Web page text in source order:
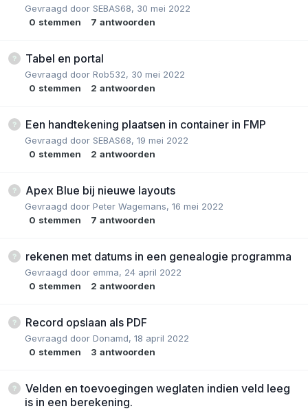
Gevraagd door SEBAS68, 30 mei 2022
0 stemmen 7 antwoorden
Tabel en portal
Gevraagd door Rob532, 30 mei 2022
0 stemmen 2 antwoorden
Een handtekening plaatsen in container in FMP
Gevraagd door SEBAS68, 19 mei 2022
0 stemmen 2 antwoorden
Apex Blue bij nieuwe layouts
Gevraagd door Peter Wagemans, 16 mei 2022
0 stemmen 7 antwoorden
rekenen met datums in een genealogie programma
Gevraagd door emma, 24 april 2022
0 stemmen 2 antwoorden
Record opslaan als PDF
Gevraagd door Donamd, 18 april 2022
0 stemmen 3 antwoorden
Velden en toevoegingen weglaten indien veld leeg
is in een berekening.